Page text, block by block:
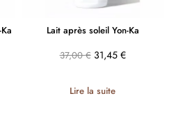
Lait après soleil Yon-Ka
37,00€ 31,45 €
Lire la suite